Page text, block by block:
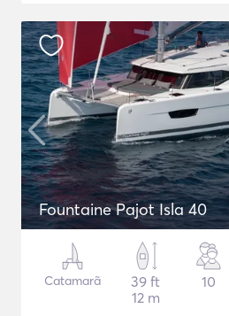
Fountaine Pajot Isla 40
Catamarã
39 ft
12 m
10